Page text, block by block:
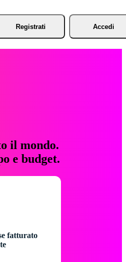
Registrati Accedi
il mondo.
e budget.
fatturato